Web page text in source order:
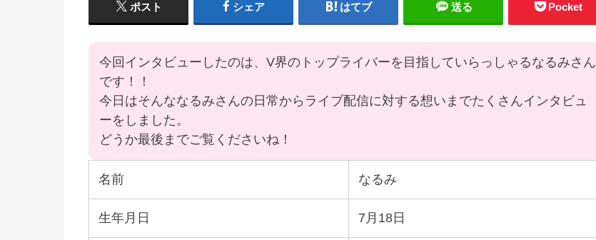
ポスト シェア はてブ 送る Pocket
今回インタビューしたのは、V界のトップライバーを目指していらっしゃるなるみさん
です！！
今日はそんななるみさんの日常からライブ配信に対する想いまでたくさんインタビュ
ーをしました。
どうか最後までご覧くださいね！
名前 なるみ
生年月日 7月18日